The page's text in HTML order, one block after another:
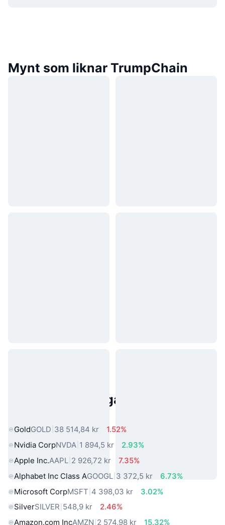
Mynt som liknar TrumpChain
Populära tillgångar från den
GoldGOLD 38 514,84 kr
1.52%
Nvidia CorpNVDA 1 894,5 kr
2.93%
Apple Inc.AAPL 2 926,72 kr
7.35%
Alphabet Inc Class AGOOGL 3 372,5 kr
6.73%
Microsoft CorpMSFT 4 398,03 kr
3.02%
SilverSILVER 548,9 kr
2.46%
Amazon.com IncAMZN 2 574,98 kr
15.32%